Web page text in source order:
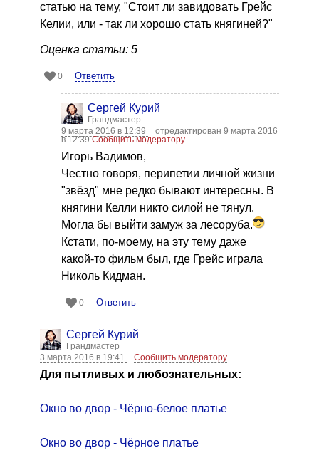
статью на тему, "Стоит ли завидовать Грейс
Келии, или - так ли хорошо стать княгиней?"
Оценка статьи: 5
0 Ответить
Сергей Курий
Грандмастер
9 марта 2016 в 12:39
отредактирован 9 марта 2016
в 12:39Сообщить модератору
Игорь Вадимов,
Честно говоря, перипетии личной жизни
"звёзд" мне редко бывают интересны. В
княгини Келли никто силой не тянул.
Могла бы выйти замуж за лесоруба.
Кстати, по-моему, на эту тему даже
какой-то фильм был, где Грейс играла
Николь Кидман.
0 Ответить
Сергей Курий
Грандмастер
3 марта 2016 в 19:41
Сообщить модератору
Для пытливых и любознательных:
Окно во двор - Чёрно-белое платье
Окно во двор - Чёрное платье